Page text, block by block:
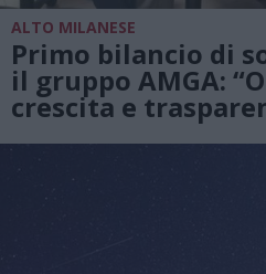
ALTO MILANESE
Primo bilancio di
il gruppo AMGA:
crescita e